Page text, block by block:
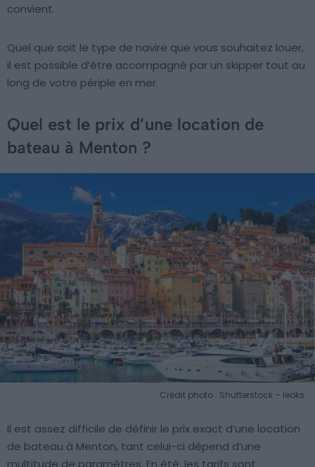
convient.
Quel que soit le type de navire que vous souhaitez louer,
il est possible d’être accompagné par un skipper tout au
long de votre périple en mer.
Quel est le prix d’une location de
bateau à Menton ?
Crédit photo : Shutterstock – leoks
Il est assez difficile de définir le prix exact d’une location
de bateau à Menton, tant celui-ci dépend d’une